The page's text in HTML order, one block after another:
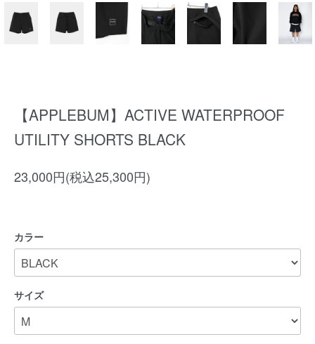
【APPLEBUM】ACTIVE WATERPROOF
UTILITY SHORTS BLACK
23,000円(税込25,300円)
カラー
サイズ